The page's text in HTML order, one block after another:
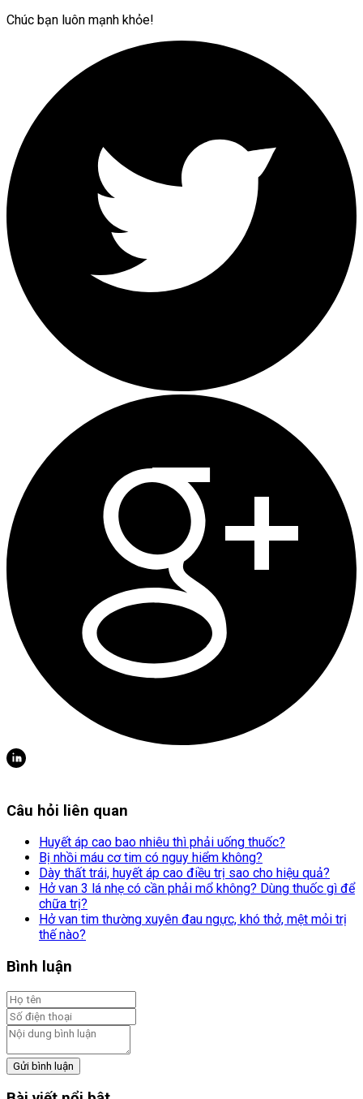
Chúc bạn luôn mạnh khỏe!
Câu hỏi liên quan
Huyết áp cao bao nhiêu thì phải uống thuốc?
Bị nhồi máu cơ tim có nguy hiểm không?
Dày thất trái, huyết áp cao điều trị sao cho hiệu quả?
Hở van 3 lá nhẹ có cần phải mổ không? Dùng thuốc gì để
chữa trị?
Hở van tim thường xuyên đau ngực, khó thở, mệt mỏi trị
thế nào?
Bình luận
Gửi bình luận